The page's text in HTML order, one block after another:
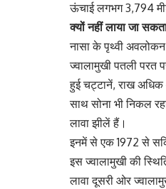
ऊंचाई लगभग 3,794
क्यों नहीं लाया जा
नासा के पृथ्वी
ज्वालामुखी पतली परत
हुई चट्टानें, राख
साथ सोना भी निकल
लावा झीलें हैं।
इनमें से एक 1972 से
इस ज्वालामुखी की
लावा दूसरी ओर